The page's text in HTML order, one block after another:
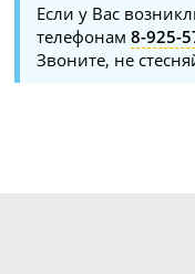
Если у Вас
телефонам8-925-
Звоните, не